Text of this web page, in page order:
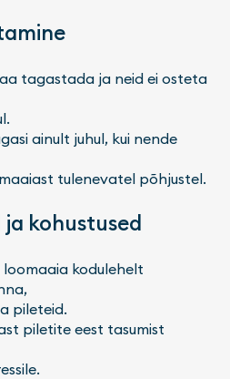
tagastada ja neid ei osteta
ainult juhul, kui nende
tulenevatel põhjustel.
kohustused
loomaaia kodulehelt
pileteid.
piletite eest tasumist